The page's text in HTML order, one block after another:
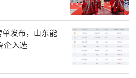
发布，山东能
企入选